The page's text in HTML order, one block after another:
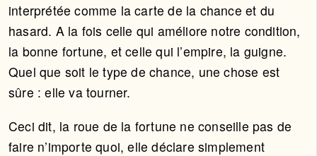
interprétée comme la carte de la chance et du
hasard. A la fois celle qui améliore notre condition,
la bonne fortune, et celle qui l’empire, la guigne.
Quel que soit le type de chance, une chose est
sûre : elle va tourner.
Ceci dit, la roue de la fortune ne conseille pas de
faire n’importe quoi, elle déclare simplement